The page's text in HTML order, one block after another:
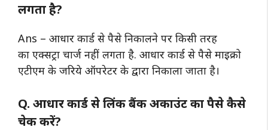
लगता है?
Ans – आधार कार्ड से पैसे निकालने पर किसी तरह
का एक्सट्रा चार्ज नहीं लगता है. आधार कार्ड से पैसे माइक्रो
एटीएम के जरिये ऑपरेटर के द्वारा निकाला जाता है।
Q. आधार कार्ड से लिंक बैंक अकाउंट का पैसे कैसे
चेक करें?